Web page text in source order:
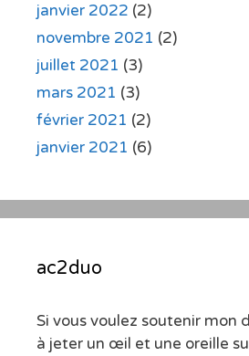
janvier 2022 (2)
novembre 2021 (2)
juillet 2021 (3)
mars 2021 (3)
février 2021 (2)
janvier 2021 (6)
ac2duo
Si vous voulez soutenir mon
à jeter un œil et une oreille